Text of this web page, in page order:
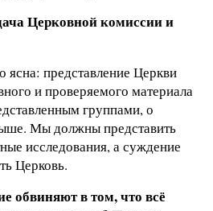
Церковной комиссии и
ясна: представление Церкви
и проверяемого материала
группами, о
Мы должны представить
исследования, а суждение
Церковь.
обвиняют в том, что всё